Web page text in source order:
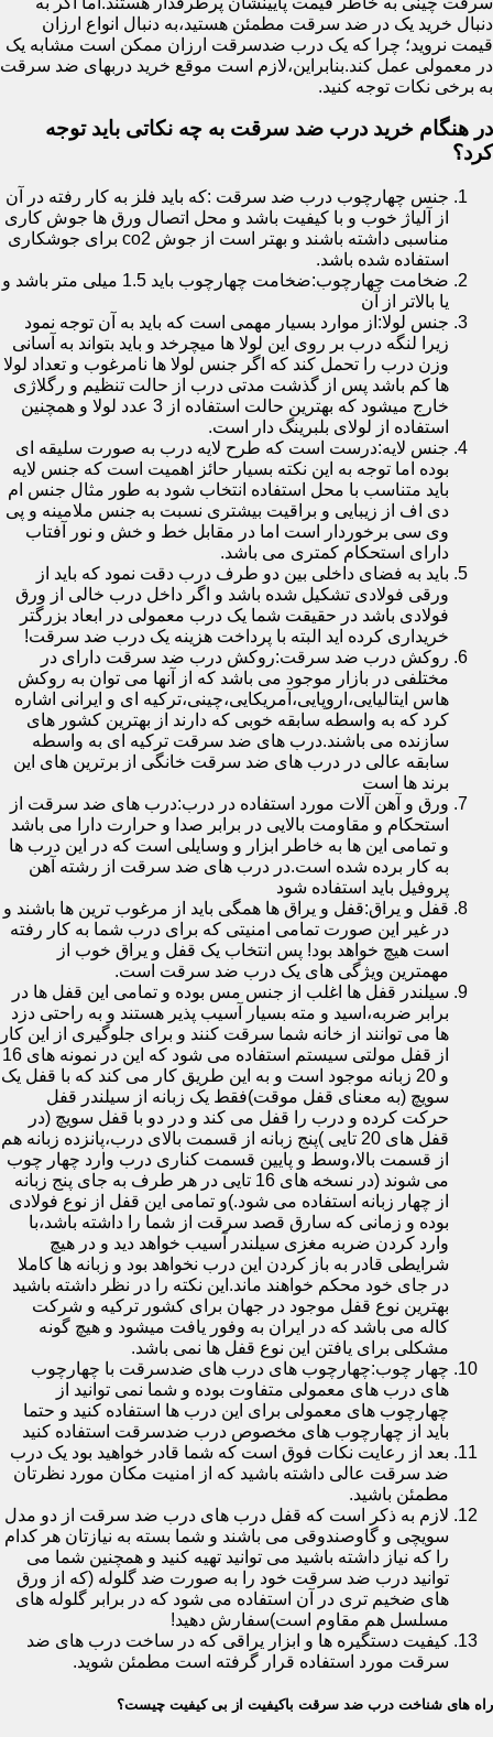
دنبال خرید یک در ضد سرقت مطمئن هستید،به دنبال انواع ارزان
قیمت نروید؛ چرا که یک درب ضدسرقت ارزان ممکن است مشابه یک
در معمولی عمل کند.بنابراین،لازم است موقع خرید دربهای ضد سرقت
به برخی نکات توجه کنید.
در هنگام خرید درب ضد سرقت به چه نکاتی باید توجه
کرد؟
جنس چهارچوب درب ضد سرقت :که باید فلز به کار رفته در آن
از آلیاژ خوب و با کیفیت باشد و محل اتصال ورق ها جوش کاری
مناسبی داشته باشند و بهتر است از جوش co2 برای جوشکاری
استفاده شده باشد.
ضخامت چهارچوب:ضخامت چهارچوب باید 1.5 میلی متر باشد و
یا بالاتر از آن
جنس لولا:از موارد بسیار مهمی است که باید به آن توجه نمود
زیرا لنگه درب بر روی این لولا ها میچرخد و باید بتواند به آسانی
وزن درب را تحمل کند که اگر جنس لولا ها نامرغوب و تعداد لولا
ها کم باشد پس از گذشت مدتی درب از حالت تنظیم و رگلاژی
خارج میشود که بهترین حالت استفاده از 3 عدد لولا و همچنین
استفاده از لولای بلبرینگ دار است.
جنس لایه:درست است که طرح لایه درب به صورت سلیقه ای
بوده اما توجه به این نکته بسیار حائز اهمیت است که جنس لایه
باید متناسب با محل استفاده انتخاب شود به طور مثال جنس ام
دی اف از زیبایی و براقیت بیشتری نسبت به جنس ملامینه و پی
وی سی برخوردار است اما در مقابل خط و خش و نور آفتاب
دارای استحکام کمتری می باشد.
باید به فضای داخلی بین دو طرف درب دقت نمود که باید از
ورقی فولادی تشکیل شده باشد و اگر داخل درب خالی از ورق
فولادی باشد در حقیقت شما یک درب معمولی در ابعاد بزرگتر
خریداری کرده اید البته با پرداخت هزینه یک درب ضد سرقت!
روکش درب ضد سرقت:روکش درب ضد سرقت دارای در
مختلفی در بازار موجود می باشد که از آنها می توان به روکش
هاس ایتالیایی،اروپایی،آمریکایی،چینی،ترکیه ای و ایرانی اشاره
کرد که به واسطه سابقه خوبی که دارند از بهترین کشور های
سازنده می باشند.درب های ضد سرقت ترکیه ای به واسطه
سابقه عالی در درب های ضد سرقت خانگی از برترین های این
برند ها است
ورق و آهن آلات مورد استفاده در درب:درب های ضد سرقت از
استحکام و مقاومت بالایی در برابر صدا و حرارت دارا می باشد
و تمامی این ها به خاطر ابزار و وسایلی است که در این درب ها
به کار برده شده است.در درب های ضد سرقت از رشته آهن
پروفیل باید استفاده شود
قفل و یراق:قفل و یراق ها همگی باید از مرغوب ترین ها باشند و
در غیر این صورت تمامی امنیتی که برای درب شما به کار رفته
است هیچ خواهد بود! پس انتخاب یک قفل و یراق خوب از
مهمترین ویژگی های یک درب ضد سرقت است.
سیلندر قفل ها اغلب از جنس مس بوده و تمامی این قفل ها در
برابر ضربه،اسید و مته بسیار آسیب پذیر هستند و به راحتی دزد
ها می توانند از خانه شما سرقت کنند و برای جلوگیری از این کار
از قفل مولتی سیستم استفاده می شود که این در نمونه های 16
و 20 زبانه موجود است و به این طریق کار می کند که با قفل یک
سویچ (به معنای قفل موقت)فقط یک زبانه از سیلندر قفل
حرکت کرده و درب را قفل می کند و در دو با قفل سویچ (در
قفل های 20 تایی )پنج زبانه از قسمت بالای درب،پانزده زبانه هم
از قسمت بالا،وسط و پایین قسمت کناری درب وارد چهار چوب
می شوند (در نسخه های 16 تایی در هر طرف به جای پنج زبانه
از چهار زبانه استفاده می شود.)و تمامی این قفل از نوع فولادی
بوده و زمانی که سارق قصد سرقت از شما را داشته باشد،با
وارد کردن ضربه مغزی سیلندر آسیب خواهد دید و در هیچ
شرایطی قادر به باز کردن این درب نخواهد بود و زبانه ها کاملا
در جای خود محکم خواهند ماند.این نکته را در نظر داشته باشید
بهترین نوع قفل موجود در جهان برای کشور ترکیه و شرکت
کاله می باشد که در ایران به وفور یافت میشود و هیچ گونه
مشکلی برای یافتن این نوع قفل ها نمی باشد.
چهار چوب:چهارچوب های درب های ضدسرقت با چهارچوب
های درب های معمولی متفاوت بوده و شما نمی توانید از
چهارچوب های معمولی برای این درب ها استفاده کنید و حتما
باید از چهارچوب های مخصوص درب ضدسرقت استفاده کنید
بعد از رعایت نکات فوق است که شما قادر خواهید بود یک درب
ضد سرقت عالی داشته باشید که از امنیت مکان مورد نظرتان
مطمئن باشید.
لازم به ذکر است که قفل درب های درب ضد سرقت از دو مدل
سویچی و گاوصندوقی می باشند و شما بسته به نیازتان هر کدام
را که نیاز داشته باشید می توانید تهیه کنید و همچنین شما می
توانید درب ضد سرقت خود را به صورت ضد گلوله (که از ورق
های ضخیم تری در آن استفاده می شود که در برابر گلوله های
مسلسل هم مقاوم است)سفارش دهید!
کیفیت دستگیره ها و ابزار یراقی که در ساخت درب های ضد
سرقت مورد استفاده قرار گرفته است مطمئن شوید.
راه های شناخت درب ضد سرقت باکیفیت از بی کیفیت چیست؟